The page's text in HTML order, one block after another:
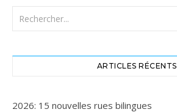
ARTICLES RÉCENTS
2026: 15 nouvelles rues bilingues